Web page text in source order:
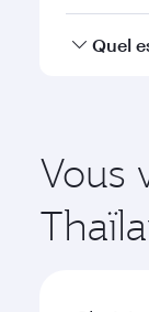
LaQuel
Vous